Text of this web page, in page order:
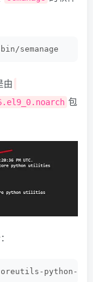
semanage
由
包
python-